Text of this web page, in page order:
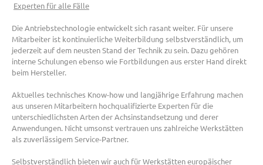
Experten für alle Fälle
Die Antriebstechnologie entwickelt sich rasant weiter. Für unsere
Mitarbeiter ist kontinuierliche Weiterbildung selbstverständlich, um
jederzeit auf dem neusten Stand der Technik zu sein. Dazu gehören
interne Schulungen ebenso wie Fortbildungen aus erster Hand direkt
beim Hersteller.
Aktuelles technisches Know-how und langjährige Erfahrung machen
aus unseren Mitarbeitern hochqualifizierte Experten für die
unterschiedlichsten Arten der Achsinstandsetzung und derer
Anwendungen. Nicht umsonst vertrauen uns zahlreiche Werkstätten
als zuverlässigem Service-Partner.
Selbstverständlich bieten wir auch für Werkstätten europäischer